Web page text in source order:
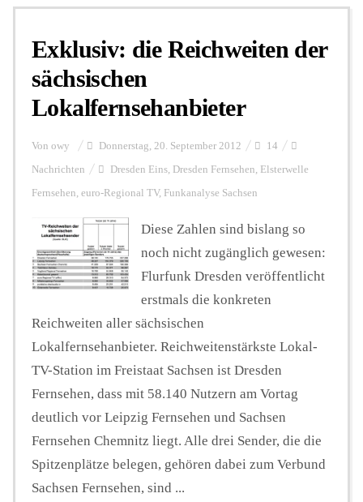
Exklusiv: die Reichweiten der
sächsischen
Lokalfernsehanbieter
Von owy Donnerstag, 20. September 2012 14
Nachrichten Dresden Eins, Dresden Fernsehen, Elsterwelle
Fernsehen, euro-Regional TV, Funkanalyse Sachsen
Diese Zahlen sind bislang so
noch nicht zugänglich gewesen:
Flurfunk Dresden veröffentlicht
erstmals die konkreten
Reichweiten aller sächsischen
Lokalfernsehanbieter. Reichweitenstärkste Lokal-
TV-Station im Freistaat Sachsen ist Dresden
Fernsehen, dass mit 58.140 Nutzern am Vortag
deutlich vor Leipzig Fernsehen und Sachsen
Fernsehen Chemnitz liegt. Alle drei Sender, die die
Spitzenplätze belegen, gehören dabei zum Verbund
Sachsen Fernsehen, sind ...